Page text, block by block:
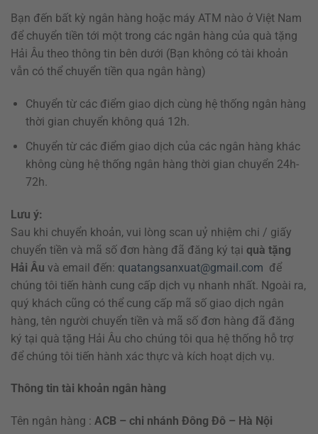
Bạn đến bất kỳ ngân hàng hoặc máy ATM nào ở Việt Nam
để chuyển tiền tới một trong các ngân hàng của quà tặng
Hải Âu theo thông tin bên dưới (Bạn không có tài khoản
vẫn có thể chuyển tiền qua ngân hàng)
Chuyển từ các điểm giao dịch cùng hệ thống ngân hàng
thời gian chuyển không quá 12h.
Chuyển từ các điểm giao dịch của các ngân hàng khác
không cùng hệ thống ngân hàng thời gian chuyển 24h-
72h.
Lưu ý:
Sau khi chuyển khoản, vui lòng scan uỷ nhiệm chi / giấy
chuyển tiền và mã số đơn hàng đã đăng ký tại quà tặng
Hải Âu và email đến: quatangsanxuat@gmail.com để
chúng tôi tiến hành cung cấp dịch vụ nhanh nhất. Ngoài ra,
quý khách cũng có thể cung cấp mã số giao dịch ngân
hàng, tên người chuyển tiền và mã số đơn hàng đã đăng
ký tại quà tặng Hải Âu cho chúng tôi qua hệ thống hỗ trợ
để chúng tôi tiến hành xác thực và kích hoạt dịch vụ.
Thông tin tài khoản ngân hàng
Tên ngân hàng : ACB – chi nhánh Đông Đô – Hà Nội